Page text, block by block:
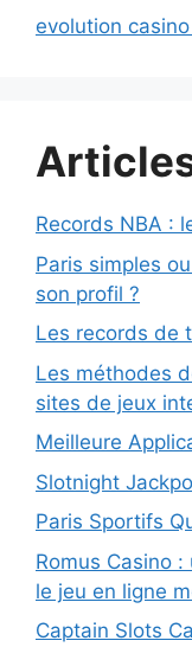
evolution
Records NBA :
Paris simples
son profil ?
Les records de
Les méthodes
sites de jeux
Meilleure
Slotnight
Paris Sportifs
Romus Casino
le jeu en ligne
Captain Slots